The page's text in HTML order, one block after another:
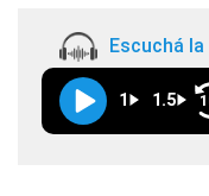
Escuchá
1 1.5